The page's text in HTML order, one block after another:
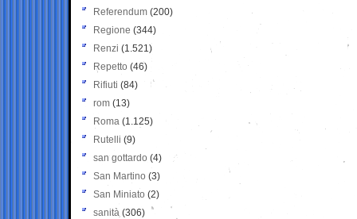
Referendum (200)
Regione (344)
Renzi (1.521)
Repetto (46)
Rifiuti (84)
rom (13)
Roma (1.125)
Rutelli (9)
san gottardo (4)
San Martino (3)
San Miniato (2)
sanità (306)